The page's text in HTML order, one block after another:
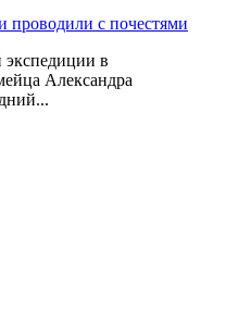
проводили с почестями
экспедиции в
Александра